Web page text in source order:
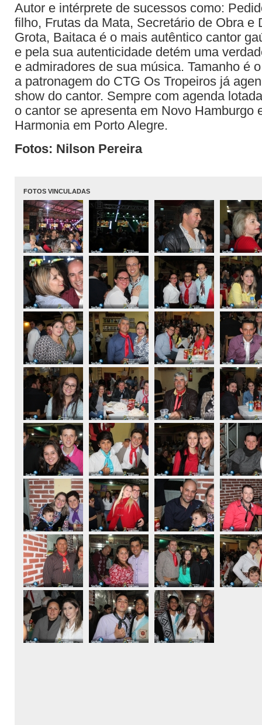
Autor e intérprete de sucessos como:
filho, Frutas da Mata, Secretário de Obra e
Grota, Baitaca é o mais autêntico cantor
e pela sua autenticidade detém uma
e admiradores de sua música. Tamanho é
a patronagem do CTG Os Tropeiros já
show do cantor. Sempre com agenda
o cantor se apresenta em Novo Hamburgo
Harmonia em Porto Alegre.
Fotos: Nilson Pereira
FOTOS VINCULADAS